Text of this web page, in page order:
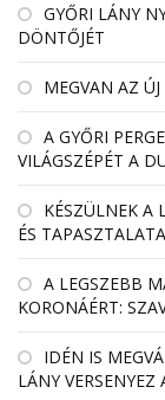
GYŐRI LÁNY
DÖNTŐJÉT
MEGVAN AZ
A GYŐRI
VILÁGSZÉPÉT A
KÉSZÜLNEK A
ÉS
A LEGSZEBB
KORONÁÉRT:
IDÉN IS
LÁNY VERSENYEZ